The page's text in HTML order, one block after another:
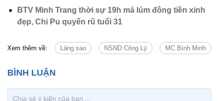
BTV Minh Trang thời sự 19h má lúm đồng tiền xinh
đẹp, Chi Pu quyến rũ tuổi 31
Xem thêm về: Làng sao NSND Công Lý MC Bình Minh